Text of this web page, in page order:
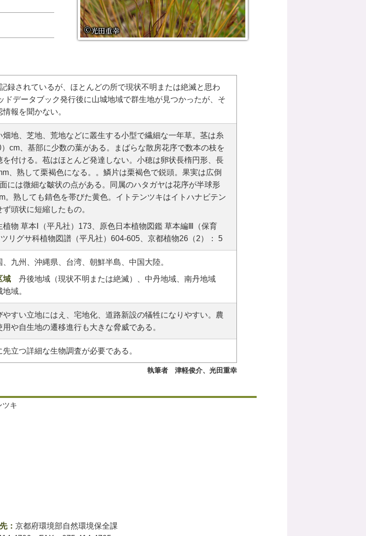
録されているが、ほとんどの所で現状不明または絶滅と思わ
ドデータブック発行後に山城地域で群生地が見つかったが、そ
報を聞かない。
地、芝地、荒地などに叢生する小型で繊細な一年草。茎は糸
cm、基部に少数の葉がある。まばらな散房花序で数本の枝を
を付ける。苞はほとんど発達しない。小穂は卵状長楕円形、長
、熟して栗褐色になる。。鱗片は栗褐色で鋭頭。果実は広倒
には微細な皺状の点がある。同属のハタガヤは花序が半球形
。熟しても錆色を帯びた黄色。イトテンツキはイトハナビテン
頭状に短縮したもの。
物 草本Ⅰ（平凡社）173、原色日本植物図鑑 草本編Ⅲ（保育
リグサ科植物図譜（平凡社）604-605、京都植物26（2）： 5
九州、沖縄県、台湾、朝鮮半島、中国大陸。
域 丹後地域（現状不明または絶滅）、中丹地域、南丹地域
域。
すい立地にはえ、宅地化、道路新設の犠牲になりやすい。農
や自生地の遷移進行も大きな脅威である。
立つ詳細な生物調査が必要である。
執筆者 津軽俊介、光田重幸
ツキ
： 京都府環境部自然環境保全課